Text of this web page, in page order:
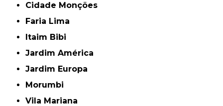
Cidade Monções
Faria Lima
Itaim Bibi
Jardim América
Jardim Europa
Morumbi
Vila Mariana